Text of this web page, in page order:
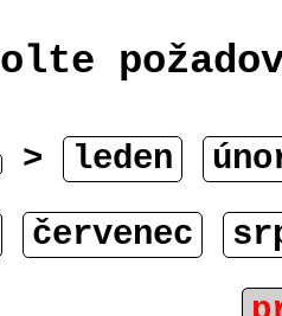
> leden
červenec